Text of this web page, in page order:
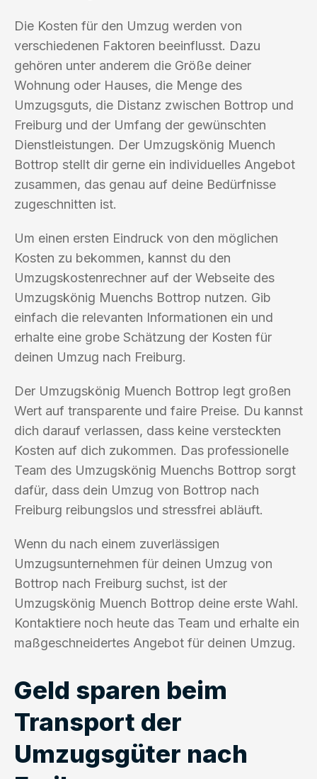
Die Kosten für den Umzug werden von
verschiedenen Faktoren beeinflusst. Dazu
gehören unter anderem die Größe deiner
Wohnung oder Hauses, die Menge des
Umzugsguts, die Distanz zwischen Bottrop und
Freiburg und der Umfang der gewünschten
Dienstleistungen. Der Umzugskönig Muench
Bottrop stellt dir gerne ein individuelles Angebot
zusammen, das genau auf deine Bedürfnisse
zugeschnitten ist.
Um einen ersten Eindruck von den möglichen
Kosten zu bekommen, kannst du den
Umzugskostenrechner auf der Webseite des
Umzugskönig Muenchs Bottrop nutzen. Gib
einfach die relevanten Informationen ein und
erhalte eine grobe Schätzung der Kosten für
deinen Umzug nach Freiburg.
Der Umzugskönig Muench Bottrop legt großen
Wert auf transparente und faire Preise. Du kannst
dich darauf verlassen, dass keine versteckten
Kosten auf dich zukommen. Das professionelle
Team des Umzugskönig Muenchs Bottrop sorgt
dafür, dass dein Umzug von Bottrop nach
Freiburg reibungslos und stressfrei abläuft.
Wenn du nach einem zuverlässigen
Umzugsunternehmen für deinen Umzug von
Bottrop nach Freiburg suchst, ist der
Umzugskönig Muench Bottrop deine erste Wahl.
Kontaktiere noch heute das Team und erhalte ein
maßgeschneidertes Angebot für deinen Umzug.
Geld sparen beim
Transport der
Umzugsgüter nach